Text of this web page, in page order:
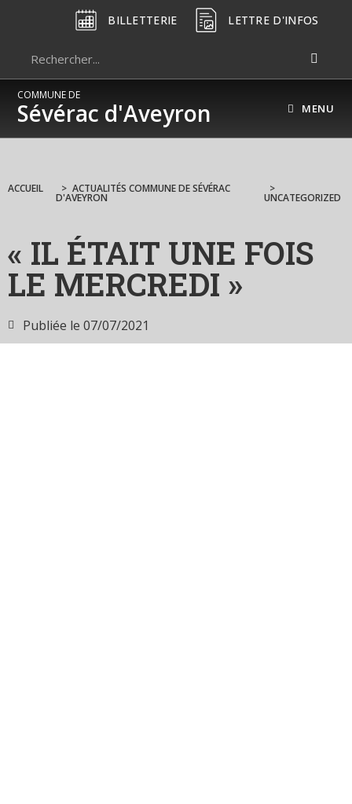
BILLETTERIE LETTRE D'INFOS
COMMUNE DE
Sévérac d'Aveyron MENU
ACCUEIL > ACTUALITÉS COMMUNE DE SÉVÉRAC
D'AVEYRON
>
UNCATEGORIZED
« IL ÉTAIT UNE FOIS
LE MERCREDI »
Publiée le 07/07/2021